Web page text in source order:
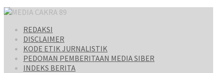
REDAKSI
DISCLAIMER
KODE ETIK JURNALISTIK
PEDOMAN PEMBERITAAN MEDIA SIBER
INDEKS BERITA